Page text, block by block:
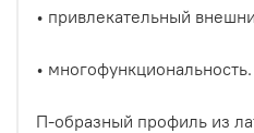
• привлекательный
• многофункциональность.
П-образный профиль из